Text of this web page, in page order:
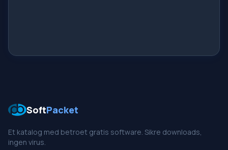
SoftPacket
Et katalog med betroet gratis software. Sikre downloads,
ingen virus.